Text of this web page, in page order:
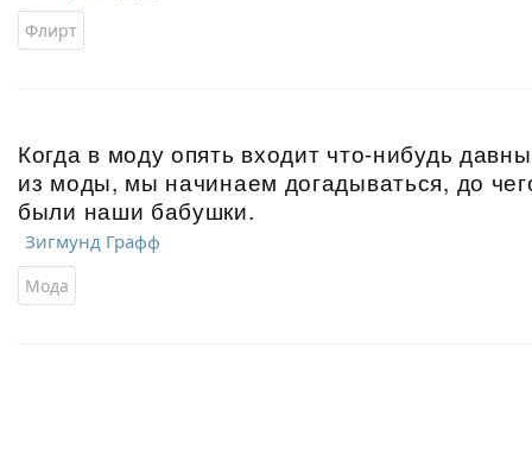
Флирт
Когда в моду опять входит что-нибудь
из моды, мы начинаем догадываться, до
были наши бабушки.
Зигмунд Графф
Мода